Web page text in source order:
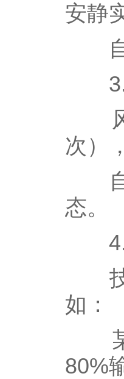
安静
自
3.
风
次）
自
态。
4.
技
如：
某
80%